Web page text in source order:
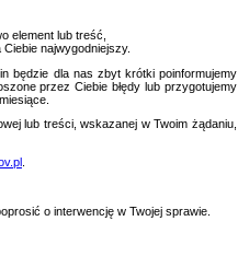
element lub treść,
najwygodniejszy.
będzie dla nas zbyt krótki poinformujemy
przez Ciebie błędy lub przygotujemy
lub treści, wskazanej w Twoim żądaniu,
o interwencję w Twojej sprawie.